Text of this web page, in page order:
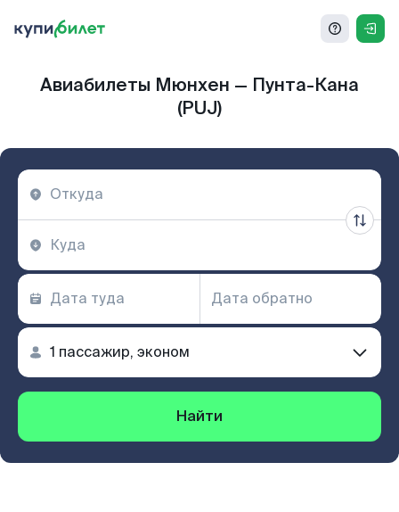
Авиабилеты Мюнхен — Пунта-Кана
(PUJ)
Найти